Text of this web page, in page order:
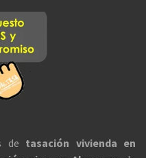
de tasación vivienda en